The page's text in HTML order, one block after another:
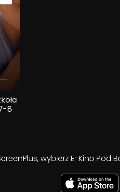
8
wybierz E-Kino